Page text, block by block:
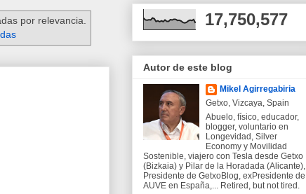
por relevancia.
17,750,577
Autor de este blog
Mikel Agirregabiria
Getxo, Vizcaya, Spain
Abuelo, físico, educador,
blogger, voluntario en
Longevidad, Silver
Economy y Movilidad
Sostenible, viajero con Tesla desde Getxo
(Bizkaia) y Pilar de la Horadada (Alicante),
Presidente de GetxoBlog, exPresidente de
AUVE en España,... Retired, but not tired.